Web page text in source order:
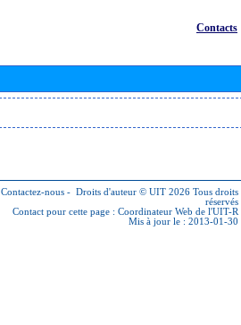
Contacts
Contactez-nous - Droits d'auteur © UIT 2026 Tous droits
réservés
Contact pour cette page : Coordinateur Web de l'UIT-R
Mis à jour le : 2013-01-30